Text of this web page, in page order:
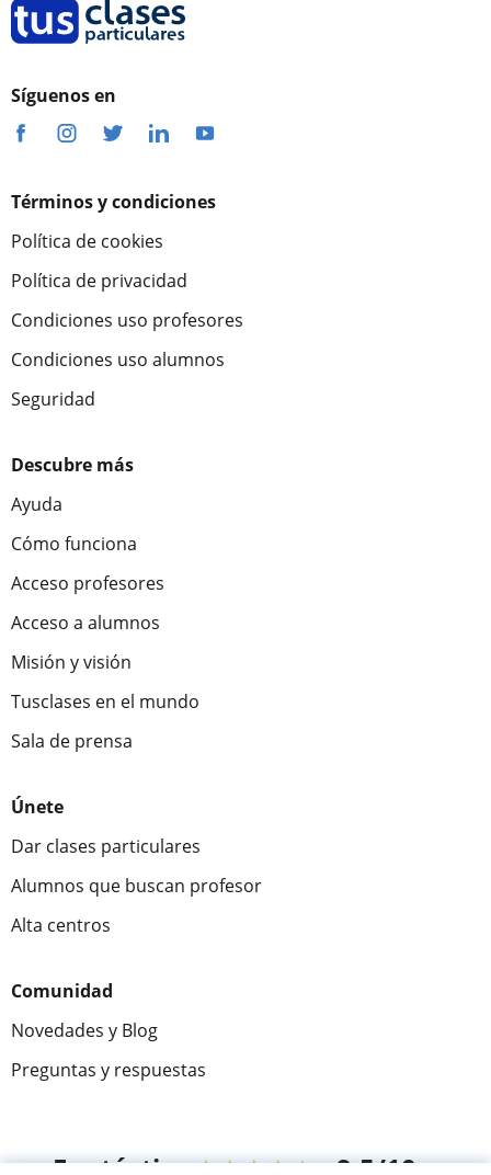
Síguenos en
Términos y condiciones
Política de cookies
Política de privacidad
Condiciones uso profesores
Condiciones uso alumnos
Seguridad
Descubre más
Ayuda
Cómo funciona
Acceso profesores
Acceso a alumnos
Misión y visión
Tusclases en el mundo
Sala de prensa
Únete
Dar clases particulares
Alumnos que buscan profesor
Alta centros
Comunidad
Novedades y Blog
Preguntas y respuestas